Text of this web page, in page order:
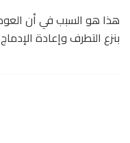
هذا هو السبب في أن
بنزع التطرف وإعادة